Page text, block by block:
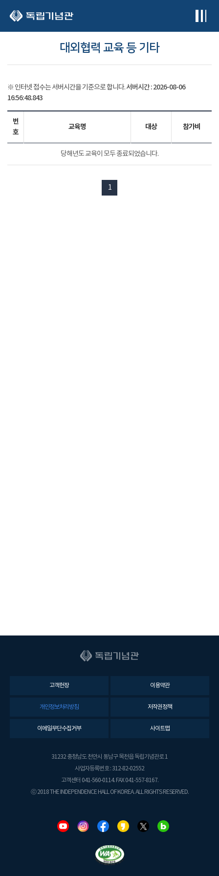
대외협력 교육 등 기타
※ 인터넷 접수는 서버시간을 기준으로 합니다.서버시간 :2026-08-06
16:56:48.853
번
호
교육명 대상 참가비
당해년도 교육이 모두 종료되었습니다.
1
고객헌장 이용약관
개인정보처리방침 저작권정책
이메일무단수집거부 사이트맵
31232 충청남도 천안시 동남구 목천읍 독립기념관로 1
사업자등록번호 : 312-82-02552
고객센터 041-560-0114. FAX 041-557-8167.
ⓒ 2018 THE INDEPENDENCE HALL OF KOREA. ALL RIGHTS RESERVED.